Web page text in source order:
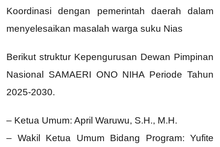
Koordinasi dengan pemerintah daerah dalam
menyelesaikan masalah warga suku Nias
Berikut struktur Kepengurusan Dewan Pimpinan
Nasional SAMAERI ONO NIHA Periode Tahun
2025-2030.
– Ketua Umum: April Waruwu, S.H., M.H.
– Wakil Ketua Umum Bidang Program: Yufite